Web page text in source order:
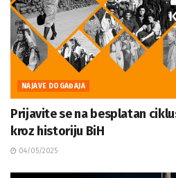
NAJAVE DOGAĐAJA
Prijavite se na besplatan
kroz historiju BiH
04/05/2025